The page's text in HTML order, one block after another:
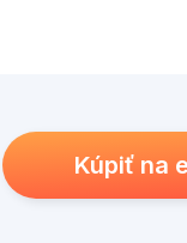
poradili s novým
Kúpiť na